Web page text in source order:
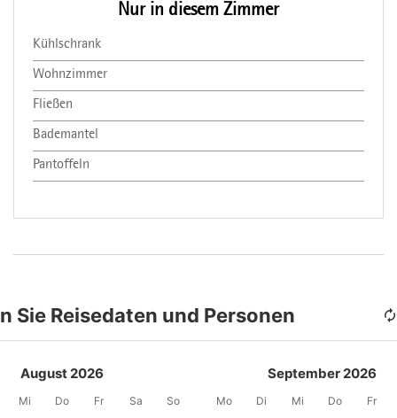
Nur in diesem Zimmer
Kühlschrank
Wohnzimmer
Fließen
Bademantel
Pantoffeln
Sie Reisedaten und Personen
August 2026
Mi Do Fr Sa So
September 2026
Mo Di Mi Do Fr